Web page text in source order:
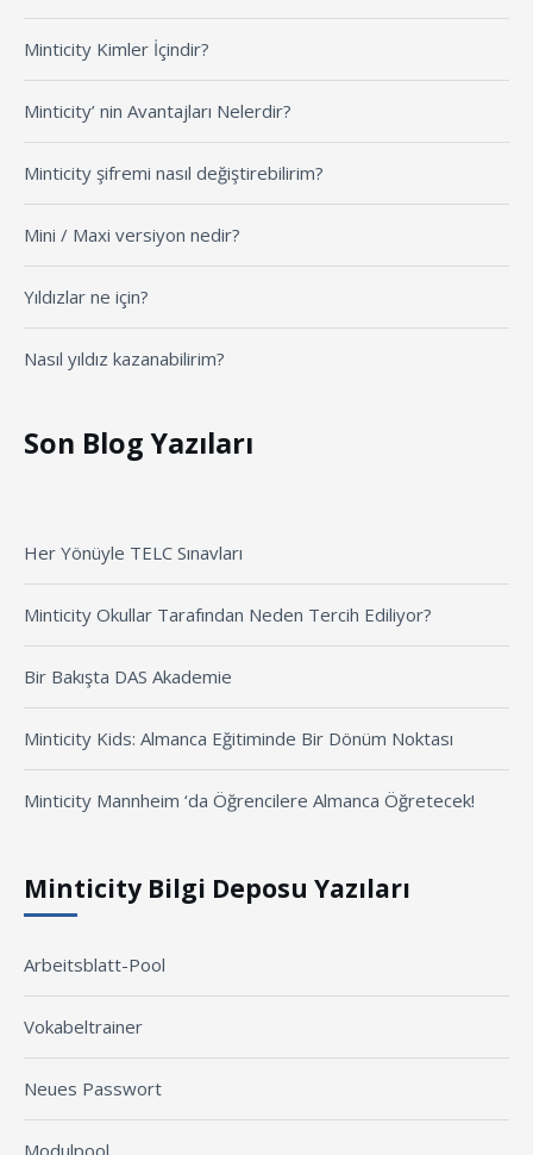
Minticity Kimler İçindir?
Minticity’ nin Avantajları Nelerdir?
Minticity şifremi nasıl değiştirebilirim?
Mini / Maxi versiyon nedir?
Yıldızlar ne için?
Nasıl yıldız kazanabilirim?
Son Blog Yazıları
Her Yönüyle TELC Sınavları
Minticity Okullar Tarafından Neden Tercih Ediliyor?
Bir Bakışta DAS Akademie
Minticity Kids: Almanca Eğitiminde Bir Dönüm Noktası
Minticity Mannheim ‘da Öğrencilere Almanca Öğretecek!
Minticity Bilgi Deposu Yazıları
Arbeitsblatt-Pool
Vokabeltrainer
Neues Passwort
Modulpool